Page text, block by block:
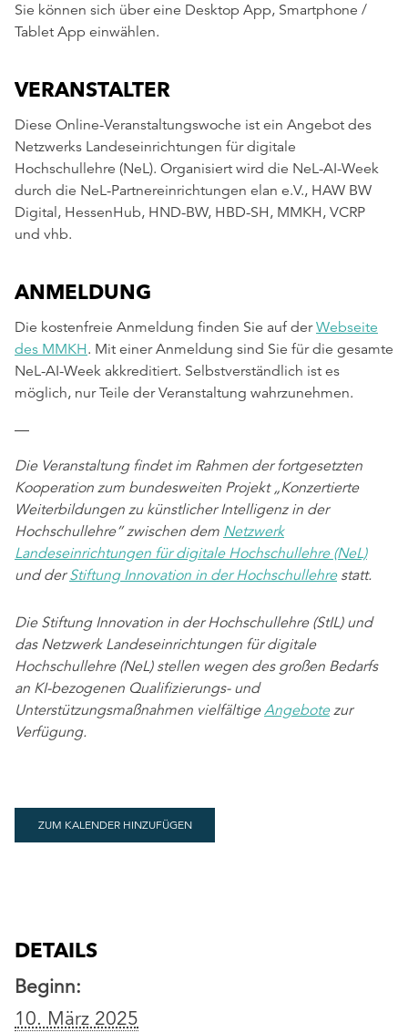
Sie können sich über eine Desktop App, Smartphone /
Tablet App einwählen.
VERANSTALTER
Diese Online-Veranstaltungswoche ist ein Angebot des
Netzwerks Landeseinrichtungen für digitale
Hochschullehre (NeL). Organisiert wird die NeL-AI-Week
durch die NeL-Partnereinrichtungen elan e.V., HAW BW
Digital, HessenHub, HND-BW, HBD-SH, MMKH, VCRP
und vhb.
ANMELDUNG
Die kostenfreie Anmeldung finden Sie auf derWebseite
des MMKH. Mit einer Anmeldung sind Sie für die gesamte
NeL-AI-Week akkreditiert. Selbstverständlich ist es
möglich, nur Teile der Veranstaltung wahrzunehmen.
—
Die Veranstaltung findet im Rahmen der fortgesetzten
Kooperation zum bundesweiten Projekt „Konzertierte
Weiterbildungen zu künstlicher Intelligenz in der
Hochschullehre” zwischen dem Netzwerk
Landeseinrichtungen für digitale Hochschullehre (NeL)
und derStiftung Innovation in der Hochschullehrestatt.
Die Stiftung Innovation in der Hochschullehre (StIL) und
das Netzwerk Landeseinrichtungen für digitale
Hochschullehre (NeL) stellen wegen des großen Bedarfs
an KI-bezogenen Qualifizierungs- und
Unterstützungsmaßnahmen vielfältigeAngebotezur
Verfügung.
ZUM KALENDER HINZUFÜGEN
DETAILS
Beginn:
10. März 2025